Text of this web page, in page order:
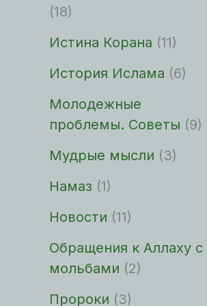
(18)
Истина Корана (11)
История Ислама (6)
Молодежные
проблемы. Советы (9)
Мудрые мысли (3)
Намаз (1)
Новости (11)
Обращения к Аллаху с
мольбами (2)
Пророки (3)